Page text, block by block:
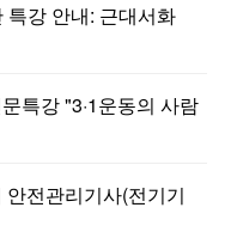
특강 안내: 근대서화
특강 "3·1운동의 사람
전관리기사(전기기